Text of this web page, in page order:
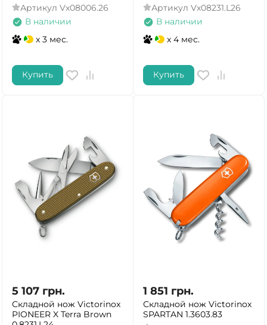
Артикул Vx08006.26
В наличии
x 3 мес.
Купить
Артикул Vx08231.L26
В наличии
x 4 мес.
Купить
5 107 грн.
Складной нож Victorinox
PIONEER X Terra Brown
1 851 грн.
Складной нож Victorinox
SPARTAN 1.3603.83